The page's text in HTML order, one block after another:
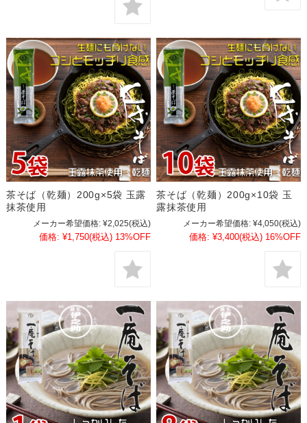
茶そば（乾麺）200g×5袋 玉露
抹茶使用
メーカー希望価格: ¥2,025(税込)
価格: ¥1,750(税込) 13%OFF
茶そば（乾麺）200g×10袋 玉
露抹茶使用
メーカー希望価格: ¥4,050(税込)
価格: ¥3,400(税込) 16%OFF